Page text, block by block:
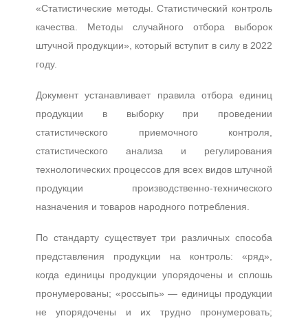
«Статистические методы. Статистический контроль
качества. Методы случайного отбора выборок
штучной продукции», который вступит в силу в 2022
году.
Документ устанавливает правила отбора единиц
продукции в выборку при проведении
статистического приемочного контроля,
статистического анализа и регулирования
технологических процессов для всех видов штучной
продукции производственно-технического
назначения и товаров народного потребления.
По стандарту существует три различных способа
представления продукции на контроль: «ряд»,
когда единицы продукции упорядочены и сплошь
пронумерованы; «россыпь» — единицы продукции
не упорядочены и их трудно пронумеровать;